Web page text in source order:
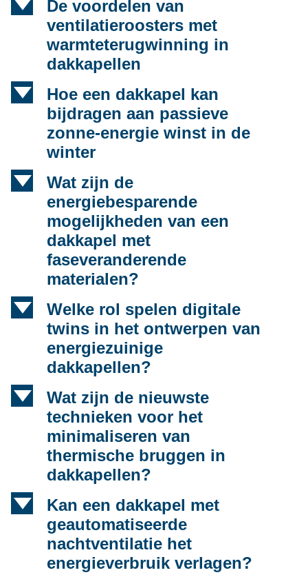
d
De voordelen van
ventilatieroosters met
warmteterugwinning in
dakkapellen
d
Hoe een dakkapel kan
bijdragen aan passieve
zonne-energie winst in de
winter
d
Wat zijn de
energiebesparende
mogelijkheden van een
dakkapel met
faseveranderende
materialen?
d
Welke rol spelen digitale
twins in het ontwerpen van
energiezuinige
dakkapellen?
d
Wat zijn de nieuwste
technieken voor het
minimaliseren van
thermische bruggen in
dakkapellen?
d
Kan een dakkapel met
geautomatiseerde
nachtventilatie het
energieverbruik verlagen?